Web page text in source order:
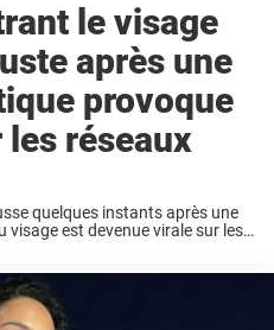
le visage
après une
provoque
réseaux
quelques instants après une
est devenue virale sur les